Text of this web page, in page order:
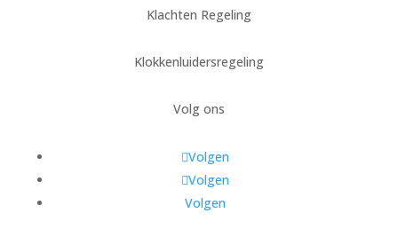
Klachten Regeling
Klokkenluidersregeling
Volg ons
Volgen
Volgen
Volgen